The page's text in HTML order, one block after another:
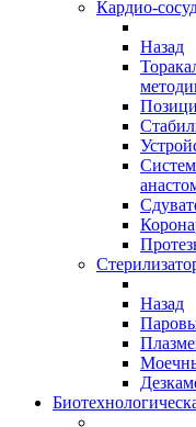
Кардио-
Назад
Назад